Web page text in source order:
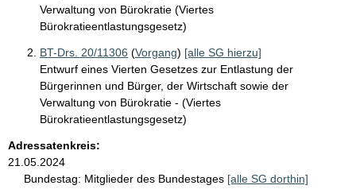
Verwaltung von Bürokratie (Viertes
Bürokratieentlastungsgesetz)
BT-Drs. 20/11306 (Vorgang) [alle SG hierzu]
Entwurf eines Vierten Gesetzes zur Entlastung der
Bürgerinnen und Bürger, der Wirtschaft sowie der
Verwaltung von Bürokratie - (Viertes
Bürokratieentlastungsgesetz)
Adressatenkreis:
21.05.2024
Bundestag: Mitglieder des Bundestages [alle SG dorthin]